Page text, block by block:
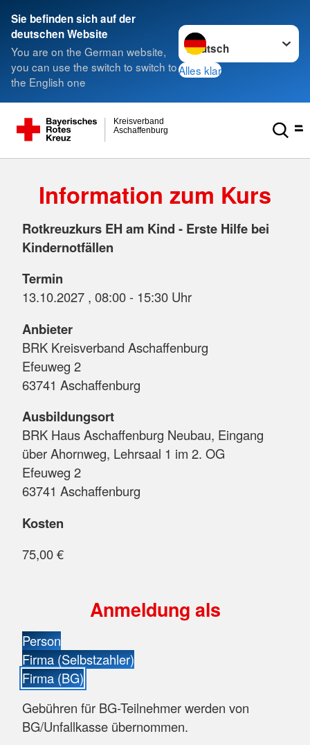
Sie befinden sich auf der
deutschen Website
You are on the German website,
you can use the switch to switch to
the English one
Sprache wechseln zu
Alles klar
Aschaffenburg
Kreisverband
Information zum Kurs
Rotkreuzkurs EH am Kind - Erste Hilfe bei
Kindernotfällen
Termin
13.10.2027 , 08:00 - 15:30 Uhr
Anbieter
BRK Kreisverband Aschaffenburg
Efeuweg 2
63741 Aschaffenburg
Ausbildungsort
BRK Haus Aschaffenburg Neubau, Eingang
über Ahornweg, Lehrsaal 1 im 2. OG
Efeuweg 2
63741 Aschaffenburg
Kosten
75,00 €
Anmeldung als
Person
Firma (Selbstzahler)
Firma (BG)
Gebühren für BG-Teilnehmer werden von
BG/Unfallkasse übernommen.